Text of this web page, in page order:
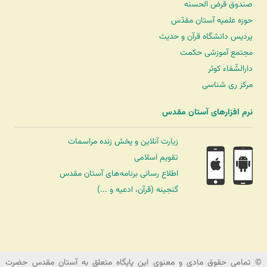
صندوق قرض الحسنه
حوزه علمیه آستان مقدّس
پردیس دانشگاه قرآن و حدیث
مجتمع آموزشی حکمت
دارالشّفاء کوثر
مرکز ری شناسی
نرم افزارهای آستان مقدس
زیارت آنلاین و پخش زنده مراسمات
تقویم اسلامی
اطلاع رسانی برنامه‌های آستان مقدس
گنجینه (قرآن، ادعیه و ...)
© تمامی حقوق مادی و معنوی این پایگاه متعلق به آستان مقدس حضرت